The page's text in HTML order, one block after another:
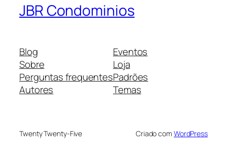
JBR Condominios
Blog
Sobre
Perguntas frequentes
Autores
Eventos
Loja
Padrões
Temas
Twenty Twenty-Five Criado com WordPress